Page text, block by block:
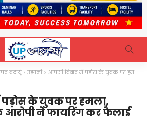
बदायूं>उझानी > आपसी विवाद में पड़ोस के युवक पर हमला, अपराधी प्रवृति के आरोपी ने फायरिंग कर फैलाई दहशत
पड़ोस के युवक पर हमला,
आरोपी ने फायरिंग कर फैलाई